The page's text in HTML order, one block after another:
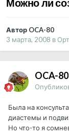
Можно ли
Автор OCA-80
3 марта, 2008 в
OCA-80
Была на
диастемы и
Но что-то я